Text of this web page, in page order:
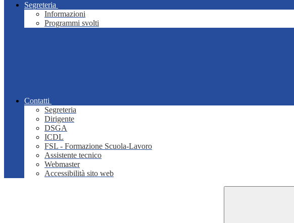
Segreteria
Informazioni
Programmi svolti
Contatti
Segreteria
Dirigente
DSGA
ICDL
FSL - Formazione Scuola-Lavoro
Assistente tecnico
Webmaster
Accessibilità sito web